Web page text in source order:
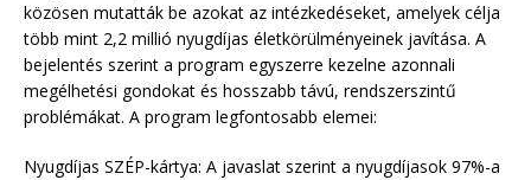
közösen mutatták be azokat az intézkedéseket, amelyek célja
több mint 2,2 millió nyugdíjas életkörülményeinek javítása. A
bejelentés szerint a program egyszerre kezelne azonnali
megélhetési gondokat és hosszabb távú, rendszerszintű
problémákat. A program legfontosabb elemei:
Nyugdíjas SZÉP-kártya: A javaslat szerint a nyugdíjasok 97%-a